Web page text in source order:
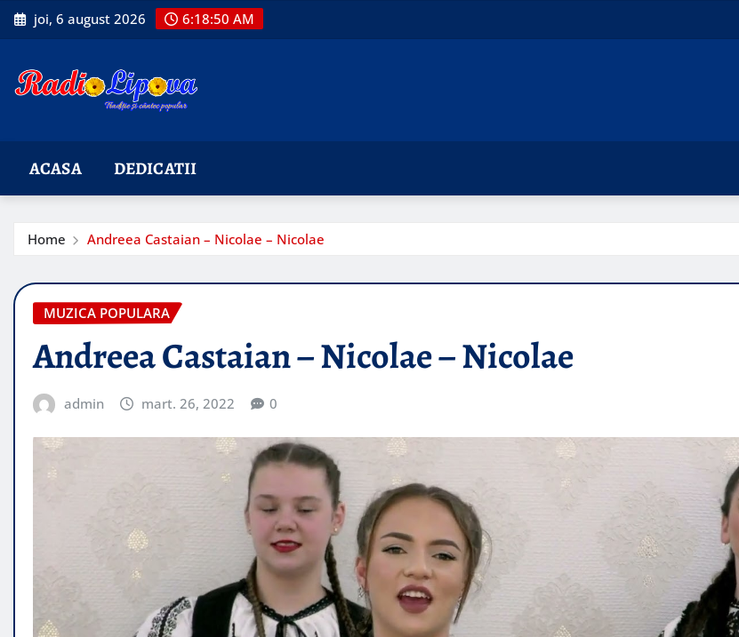
Skip
to
joi, 6 august 2026 6:18:52 AM
ACASA DEDICATII
Home Andreea Castaian – Nicolae – Nicolae
MUZICA POPULARA
Andreea Castaian – Nicolae – Nicolae
admin mart. 26, 2022 0